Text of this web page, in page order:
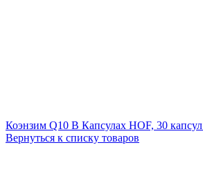
Коэнзим Q10 В Капсулах HOF, 30 капсул
Вернуться к списку товаров